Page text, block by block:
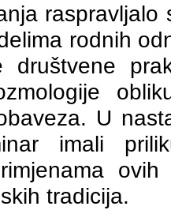
rodnih
društvene
U
imali
tradicija.